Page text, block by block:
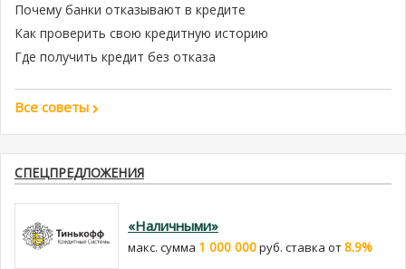
Почему банки отказывают в кредите
Как проверить свою кредитную историю
Где получить кредит без отказа
Все советы
СПЕЦПРЕДЛОЖЕНИЯ
«Наличными»
макс. сумма 1 000 000руб. cтавка от8.9%